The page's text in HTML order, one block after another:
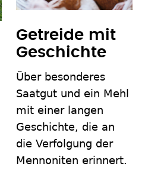
Getreide mit
Geschichte
Über besonderes
Saatgut und ein Mehl
mit einer langen
Geschichte, die an
die Verfolgung der
Mennoniten erinnert.